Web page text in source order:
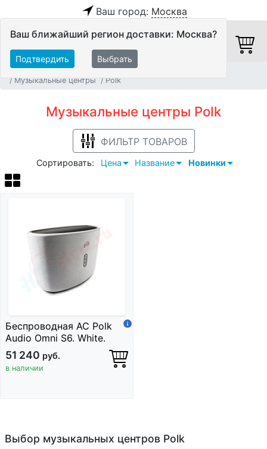
Ваш город: Москва
Ваш ближайший регион доставки: Москва?
Подтвердить Выбрать
Музыкальные центры
Polk
Музыкальные центры Polk
ФИЛЬТР ТОВАРОВ
Сортировать: Цена Название Новинки
Беспроводная АС Polk
Audio Omni S6. White.
51 240 руб.
в наличии
Выбор музыкальных центров Polk